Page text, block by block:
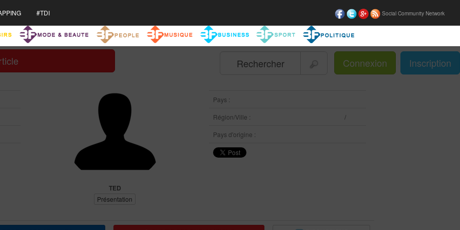
Connexion Inscription
Social Community Network
#TDI
TED
Présentation
Pays :
Région/Ville :
/
Pays d'origine :